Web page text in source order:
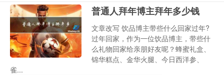
普通人拜年博主拜年多少钱
文章改写 饮品博主带些什么回家过年?
过年回家，作为一位饮品博主，带些什
么礼物回家给亲朋好友呢？蜂蜜礼盒、
锦华糕点、金华火腿、今日西洋参、
雀...